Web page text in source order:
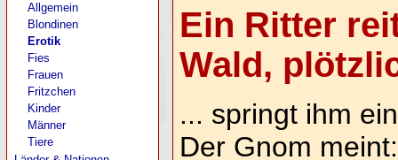
Ein Ritter
Wald,
... springt ihm
Der Gnom
Allgemein
Blondinen
Erotik
Fies
Frauen
Fritzchen
Kinder
Männer
Tiere